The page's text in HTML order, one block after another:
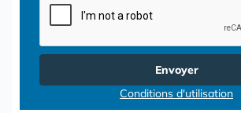
Envoyer
Conditions d'utilisation